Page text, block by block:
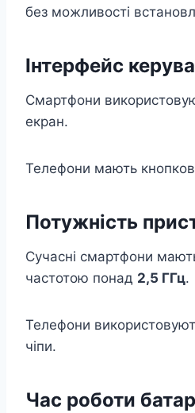
без можливості
Інтерфейс
Смартфони
екран.
Телефони мають
Потужність
Сучасні смартфони
частотою понад 2,5 ГГц.
Телефони
чіпи.
Час роботи